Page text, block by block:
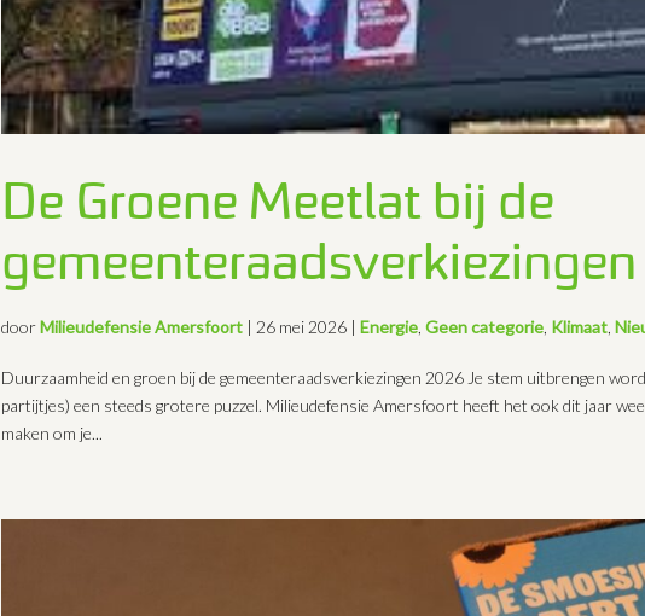
De Groene Meetlat bij de
gemeenteraadsverkiezingen
doorMilieudefensie Amersfoort| 26 mei 2026| Energie, Geen categorie, Klimaat,
Duurzaamheid en groen bij de gemeenteraadsverkiezingen 2026 Je stem uitbrengen
partijtjes) een steeds grotere puzzel. Milieudefensie Amersfoort heeft het ook dit jaar
maken om je...